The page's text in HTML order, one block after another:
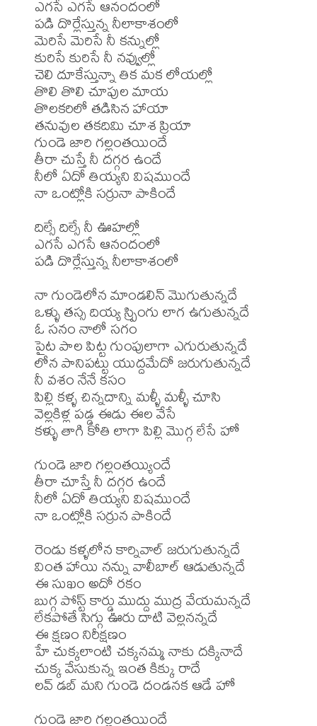
ఎగసే ఎగసే ఆనందంలో
పడి దొర్లేస్తున్న నీలాకాశంలో
మెరిసే మెరిసే నీ కన్నుల్లో
కురిసే కురిసే నీ నవ్వుల్లో
చెలి దూకేస్తున్నా తిక మక లోయల్లో
తొలి తొలి చూపుల మాయ
తొలకరిలో తడిసిన హాయా
తనువుల తకదిమి చూశ ప్రియా
గుండె జారి గల్లంతయిందే
తీరా చుస్తే నీ దగ్గర ఉందే
నీలో ఏదో తియ్యని విషముందే
నా ఒంట్లోకి సర్రునా పాకిందే
దిల్సే దిల్సే నీ ఊహల్లో
ఎగసే ఎగసే ఆనందంలో
పడి దొర్లేస్తున్న నీలాకాశంలో
నా గుండెలోన మాండలిన్ మొగుతున్నదే
ఒళ్ళు తస్స దియ్య స్ప్రింగు లాగ ఉగుతున్నదే
ఓ సనం నాలో సగం
పైట పాల పిట్ట గుంపులాగా ఎగురుతున్నదే
లోన పానిపట్టు యుద్దమేదో జరుగుతున్నదే
నీ వశం నేనే కసం
పిల్లి కళ్ళ చిన్నదాన్ని మళ్ళీ మళ్ళీ చూసి
వెల్లకిళ్ల పడ్డ ఈడు ఈల వేసే
కళ్ళు తాగి కోతి లాగా పిల్లి మొగ్గ లేసే హో
గుండె జారి గల్లంతయ్యిందే
తీరా చూస్తే నీ దగ్గర ఉందే
నీలో ఏదో తియ్యని విషముందే
నా ఒంట్లోకి సర్రున పాకిందే
రెండు కళ్ళలోన కార్నివాల్ జరుగుతున్నదే
వింత హాయి నన్ను వాలీబాల్ ఆడుతున్నదే
ఈ సుఖం అదో రకం
బుగ్గ పోస్ట్ కార్డు ముద్దు ముద్ర వేయమన్నదే
లేకపోతే సిగ్గు ఊరు దాటి వెల్లనన్నదే
ఈ క్షణం నిరీక్షణం
హే చుక్కలాంటి చక్కనమ్మ నాకు దక్కినాదే
చుక్క వేసుకున్న ఇంత కిక్కు రాదే
లవ్ డబ్ మని గుండె దండనక ఆడే హో
గుండె జారి గల్లంతయిందే